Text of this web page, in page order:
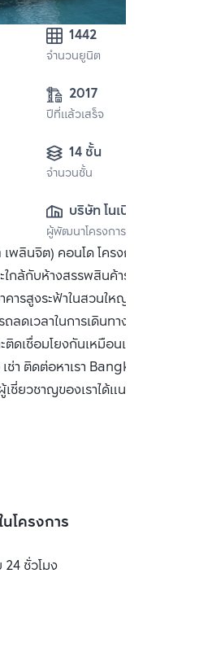
1442
จำนวนยูนิต
2017
ปีที่แล้วเสร็จ
14 ชั้น
จำนวนชั้น
บริษัท โนเบิล ดี
เวลลอปเมนท์ จำกัด
(มหาชน)
ผู้พัฒนาโครงการ
ลินจิต) คอนโด โครงการติด
กล้กับห้างสรรพสินค้าระดับลักซ์ซัวรี่
ารสูงระฟ้าในสวนใหญ่ 4 ไร่ พร้อม
ดเวลาในการเดินทาง ด้วยระบบ
ดเชื่อมโยงกันเหมือนเมืองใหญ่ของ
า ติดต่อหาเรา Bangkok
ยวชาญของเราได้แนะนำคอนโดให้
โครงการ
ชั่วโมง